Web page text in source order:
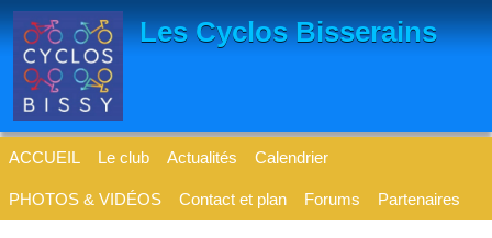
Les Cyclos Bisserains
ACCUEIL Le club Actualités Calendrier
PHOTOS & VIDÉOS Contact et plan Forums Partenaires
Panneau de gestion des cookies